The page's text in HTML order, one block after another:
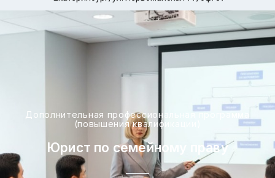
Дополнительная профессиональная программа
(повышения квалификации)
Юрист по семейному праву